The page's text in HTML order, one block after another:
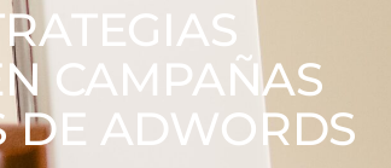
CAMPAÑAS
DE ADWORDS